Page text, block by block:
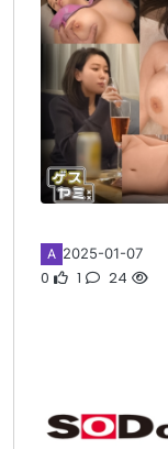
A 2025-01-07
0 1 24